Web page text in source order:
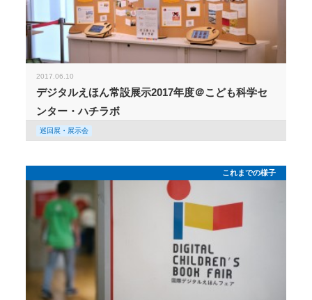
2017.06.10
デジタルえほん常設展示2017年度＠こども科学セ
ンター・ハチラボ
巡回展・展示会
これまでの様子